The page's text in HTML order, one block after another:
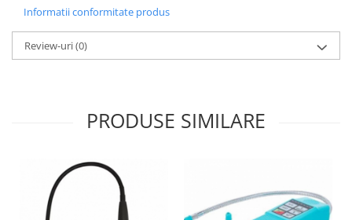
Scule Pneumatice
Scule service ulei, gresare,
combustibil
Scule suspensie
Set / trusa chei tubulare
Set burghie si freze
Set chei
Informatii conformitate produs
Review-uri(0)
PRODUSE SIMILARE